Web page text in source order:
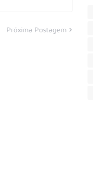
Próxima Postagem